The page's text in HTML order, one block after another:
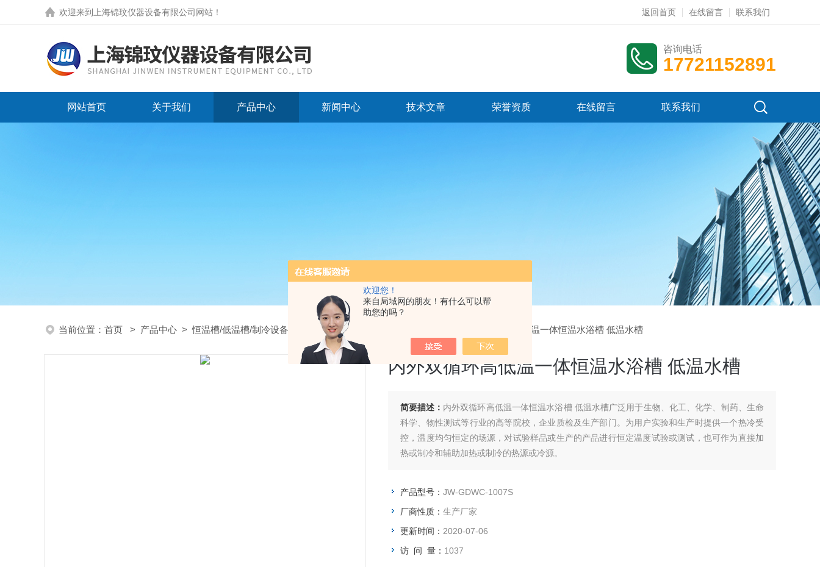
欢迎您！
来自局域网的朋友！有什么可以帮
助您的吗？
欢迎来到 上海锦玟仪器设备有限公司网站 ！ 返回首页 在线留言 联系我们
咨询电话
17721152891
网站首页 关于我们 产品中心 新闻中心 技术文章 荣誉资质 在线留言 联系我们
当前位置： 首页 > 产品中心 >恒温槽/低温槽/制冷设备 高低温一体恒温槽 > JW-GDWC-1007S内外双循环高低温一体恒温水浴槽 低温水槽
内外双循环高低温一体恒温水浴槽 低温水槽
简要描述： 内外双循环高低温一体恒温水浴槽 低温水槽广泛用于生物、化工、化学、制药、生命
科学、物性测试等行业的高等院校，企业质检及生产部门。为用户实验和生产时提供一个热冷受
控，温度均匀恒定的场源，对试验样品或生产的产品进行恒定温度试验或测试，也可作为直接加
热或制冷和辅助加热或制冷的热源或冷源。
产品型号： JW-GDWC-1007S
厂商性质： 生产厂家
更新时间： 2020-07-06
访 问 量： 1037